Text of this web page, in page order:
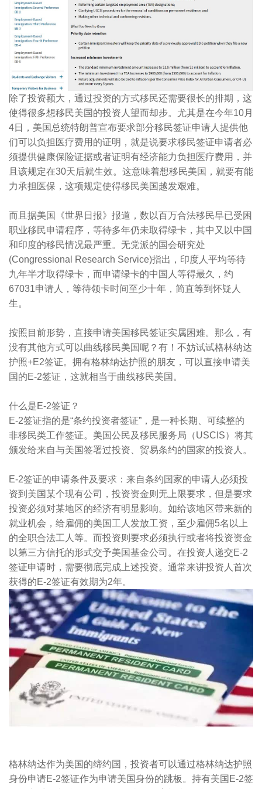
除了投资额大，通过投资的方式移民还需要很长的排期，这
使得很多想移民美国的投资人望而却步。尤其是在今年10月
4日，美国总统特朗普宣布要求部分移民签证申请人提供他
们可以负担医疗费用的证明，就是说要求移民签证申请者必
须提供健康保险证据或者证明有经济能力负担医疗费用，并
且该规定在30天后就生效。这意味着想移民美国，就要有能
力承担医保，这项规定使得移民美国越发艰难。
而且据美国《世界日报》报道，数以百万合法移民早已受困
职业移民申请程序，等待多年仍未取得绿卡，其中又以中国
和印度的移民情况最严重。无党派的国会研究处
(Congressional Research Service)指出，印度人平均等待
九年半才取得绿卡，而申请绿卡的中国人等得最久，约
67031申请人，等待领卡时间至少十年，简直等到怀疑人
生。
按照目前形势，直接申请美国移民签证实属困难。那么，有
没有其他方式可以曲线移民美国呢？有！不妨试试格林纳达
护照+E2签证。拥有格林纳达护照的朋友，可以直接申请美
国的E-2签证，这就相当于曲线移民美国。
什么是E-2签证？
E-2签证指的是“条约投资者签证”，是一种长期、可续整的
非移民类工作签证。美国公民及移民服务局（USCIS）将其
颁发给来自与美国签署过投资、贸易条约的国家的投资人。
E-2签证的申请条件及要求：来自条约国家的申请人必须投
资到美国某个现有公司，投资资金则无上限要求，但是要求
投资必须对某地区的经济有明显影响。如给该地区带来新的
就业机会，给雇佣的美国工人发放工资，至少雇佣5名以上
的全职合法工人等。而投资则要求必须执行或者将投资资金
以第三方信托的形式交予美国基金公司。在投资人递交E-2
签证申请时，需要彻底完成上述投资。通常来讲投资人首次
获得的E-2签证有效期为2年。
格林纳达作为美国的缔约国，投资者可以通过格林纳达护照
身份申请E-2签证作为申请美国身份的跳板。持有美国 E-2签